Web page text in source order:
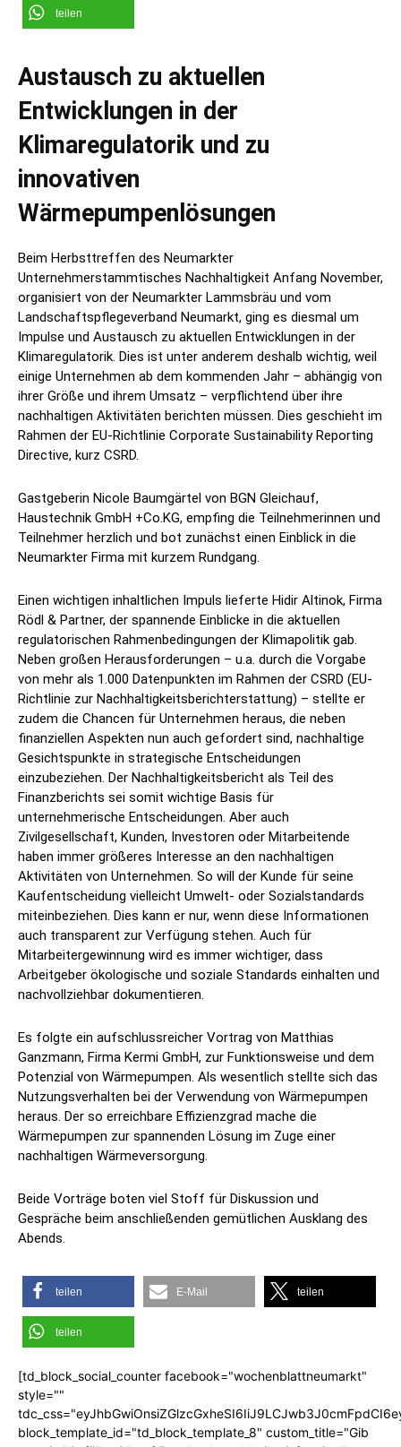
teilen
Austausch zu aktuellen
Entwicklungen in der
Klimaregulatorik und zu
innovativen
Wärmepumpenlösungen
Beim Herbsttreffen des Neumarkter
Unternehmerstammtisches Nachhaltigkeit Anfang November,
organisiert von der Neumarkter Lammsbräu und vom
Landschaftspflegeverband Neumarkt, ging es diesmal um
Impulse und Austausch zu aktuellen Entwicklungen in der
Klimaregulatorik. Dies ist unter anderem deshalb wichtig, weil
einige Unternehmen ab dem kommenden Jahr – abhängig von
ihrer Größe und ihrem Umsatz – verpflichtend über ihre
nachhaltigen Aktivitäten berichten müssen. Dies geschieht im
Rahmen der EU-Richtlinie Corporate Sustainability Reporting
Directive, kurz CSRD.
Gastgeberin Nicole Baumgärtel von BGN Gleichauf,
Haustechnik GmbH +Co.KG, empfing die Teilnehmerinnen und
Teilnehmer herzlich und bot zunächst einen Einblick in die
Neumarkter Firma mit kurzem Rundgang.
Einen wichtigen inhaltlichen Impuls lieferte Hidir Altinok, Firma
Rödl & Partner, der spannende Einblicke in die aktuellen
regulatorischen Rahmenbedingungen der Klimapolitik gab.
Neben großen Herausforderungen – u.a. durch die Vorgabe
von mehr als 1.000 Datenpunkten im Rahmen der CSRD (EU-
Richtlinie zur Nachhaltigkeitsberichterstattung) – stellte er
zudem die Chancen für Unternehmen heraus, die neben
finanziellen Aspekten nun auch gefordert sind, nachhaltige
Gesichtspunkte in strategische Entscheidungen
einzubeziehen. Der Nachhaltigkeitsbericht als Teil des
Finanzberichts sei somit wichtige Basis für
unternehmerische Entscheidungen. Aber auch
Zivilgesellschaft, Kunden, Investoren oder Mitarbeitende
haben immer größeres Interesse an den nachhaltigen
Aktivitäten von Unternehmen. So will der Kunde für seine
Kaufentscheidung vielleicht Umwelt- oder Sozialstandards
miteinbeziehen. Dies kann er nur, wenn diese Informationen
auch transparent zur Verfügung stehen. Auch für
Mitarbeitergewinnung wird es immer wichtiger, dass
Arbeitgeber ökologische und soziale Standards einhalten und
nachvollziehbar dokumentieren.
Es folgte ein aufschlussreicher Vortrag von Matthias
Ganzmann, Firma Kermi GmbH, zur Funktionsweise und dem
Potenzial von Wärmepumpen. Als wesentlich stellte sich das
Nutzungsverhalten bei der Verwendung von Wärmepumpen
heraus. Der so erreichbare Effizienzgrad mache die
Wärmepumpen zur spannenden Lösung im Zuge einer
nachhaltigen Wärmeversorgung.
Beide Vorträge boten viel Stoff für Diskussion und
Gespräche beim anschließenden gemütlichen Ausklang des
Abends.
teilen E-Mail teilen
teilen
[td_block_social_counter facebook="wochenblattneumarkt"
style=""
block_template_id="td_block_template_8" custom_title="Gib